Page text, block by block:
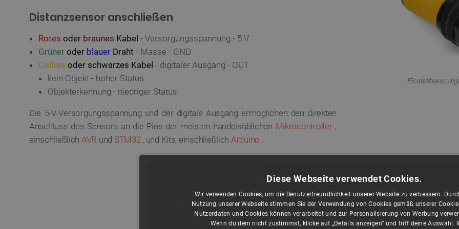
Distanzsensor anschließen
Rotes oder braunes Kabel - Versorgungsspannung - 5 V
Grüner oder blauer Draht - Masse - GND
Gelbes oder schwarzes Kabel - digitaler Ausgang - OUT
kein Objekt - hoher Status
Objekterkennung - niedriger Status
Die 5-V-Versorgungsspannung und der digitale Ausgang ermöglichen den direkten
Anschluss des Sensors an die Pins der meisten handelsüblichen Mikrocontroller,
einschließlich AVR und STM32, und Kits, einschließlich Arduino .
Einstellbarer,
Das Produkt ist mit Arduino kompatibel
Das Benutzerhandbuch ist aufunserer Websiteverfügbar.
Für einen ordnungsgemäßen Betrieb reicht es aus, die 5-V-
Sensorausgang an einen beliebigen digitalen Arduino-Pin
Diese Webseite verwendet Cookies.
Wir verwenden Cookies, um die Benutzerfreundlichkeit unserer Website zu verbessern.
Nutzung unserer Webseite stimmen Sie der Verwendung von Cookies gemäß unserer
Nutzerdaten und Cookies können verarbeitet und zur Personalisierung von Werbung
Wenn du dem nicht zustimmst, klicke auf „Details anzeigen“ und triff deine Auswahl.